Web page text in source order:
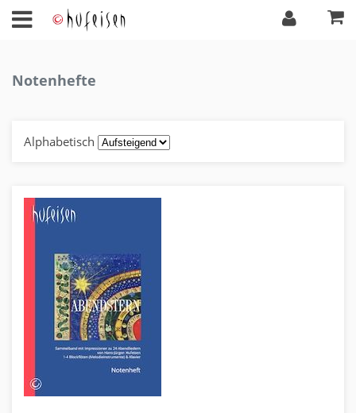
Notenhefte
Alphabetisch